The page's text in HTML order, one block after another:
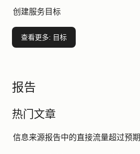
创建服务目标
查看更多: 目标
报告
热门文章
信息来源报告中的直接流量超过预期